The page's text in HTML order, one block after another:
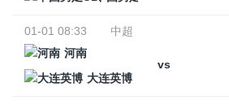
01-01 08:33
中超
河南
vs
大连英博